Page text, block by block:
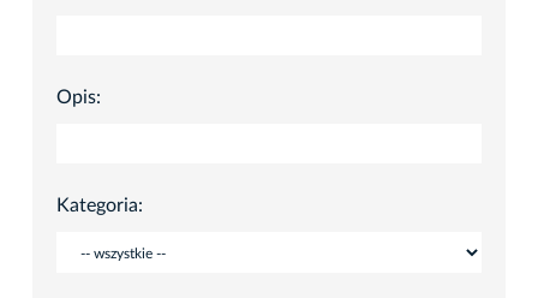
Opis:
Kategoria: